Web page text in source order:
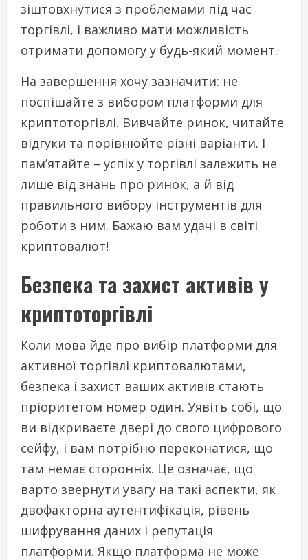
зіштовхнутися з проблемами під час
торгівлі, і важливо мати можливість
отримати допомогу у будь-який момент.
На завершення хочу зазначити: не
поспішайте з вибором платформи для
криптоторгівлі. Вивчайте ринок, читайте
відгуки та порівнюйте різні варіанти. І
пам’ятайте – успіх у торгівлі залежить не
лише від знань про ринок, а й від
правильного вибору інструментів для
роботи з ним. Бажаю вам удачі в світі
криптовалют!
Безпека та захист активів у
криптоторгівлі
Коли мова йде про вибір платформи для
активної торгівлі криптовалютами,
безпека і захист ваших активів стають
пріоритетом номер один. Уявіть собі, що
ви відкриваєте двері до свого цифрового
сейфу, і вам потрібно переконатися, що
там немає сторонніх. Це означає, що
варто звернути увагу на такі аспекти, як
двофакторна аутентифікація, рівень
шифрування даних і репутація
платформи. Якщо платформа не може